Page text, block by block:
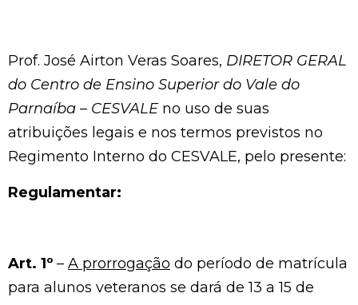
Prof. José Airton Veras Soares, DIRETOR GERAL
do Centro de Ensino Superior do Vale do
Parnaíba – CESVALE no uso de suas
atribuições legais e nos termos previstos no
Regimento Interno do CESVALE, pelo presente:
Regulamentar:
Art. 1º – A prorrogação do período de matrícula
para alunos veteranos se dará de 13 a 15 de